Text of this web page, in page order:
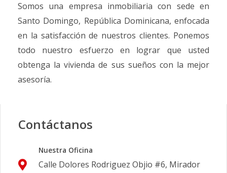
Somos una empresa inmobiliaria con sede en
Santo Domingo, República Dominicana, enfocada
en la satisfacción de nuestros clientes. Ponemos
todo nuestro esfuerzo en lograr que usted
obtenga la vivienda de sus sueños con la mejor
asesoría.
Contáctanos
Nuestra Oficina
Calle Dolores Rodriguez Objio #6, Mirador